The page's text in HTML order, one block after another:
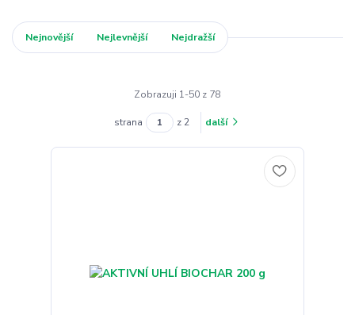
Nejnovější Nejlevnější Nejdražší
Zobrazuji 1-50 z 78
strana z 2 další